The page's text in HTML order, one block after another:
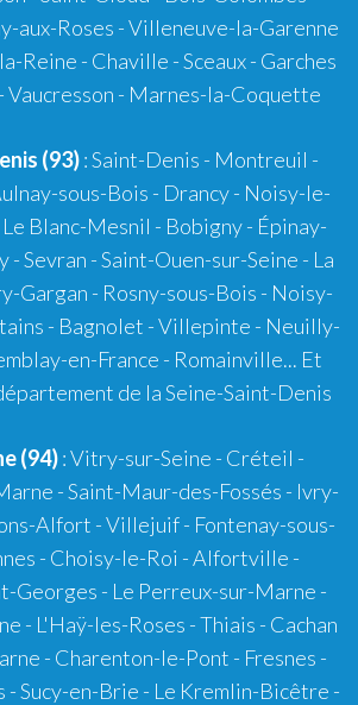
aux-Roses - Villeneuve-la-Garenne
Reine - Chaville - Sceaux - Garches
Vaucresson - Marnes-la-Coquette
(93): Saint-Denis - Montreuil -
sous-Bois - Drancy - Noisy-le-
Blanc-Mesnil - Bobigny - Épinay-
- Sevran - Saint-Ouen-sur-Seine - La
Gargan - Rosny-sous-Bois - Noisy-
- Bagnolet - Villepinte - Neuilly-
en-France - Romainville... Et
de la Seine-Saint-Denis
(94): Vitry-sur-Seine - Créteil -
- Saint-Maur-des-Fossés - Ivry-
Alfort - Villejuif - Fontenay-sous-
- Choisy-le-Roi - Alfortville -
Georges - Le Perreux-sur-Marne -
- L'Haÿ-les-Roses - Thiais - Cachan
- Charenton-le-Pont - Fresnes -
- Sucy-en-Brie - Le Kremlin-Bicêtre -